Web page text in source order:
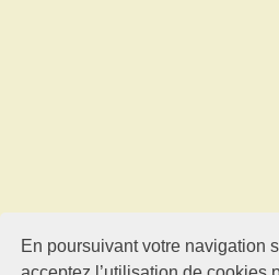
En poursuivant votre navigation